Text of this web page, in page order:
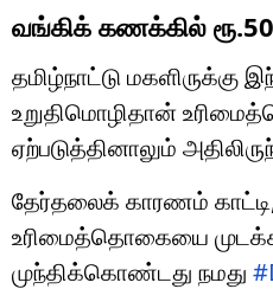
வங்கிக் கணக்கில்
தமிழ்நாட்டு மகளிருக்கு
உறுதிமொழிதான்
ஏற்படுத்தினாலும்
தேர்தலைக் காரணம்
உரிமைத்தொகையை
முந்திக்கொண்டது நமது